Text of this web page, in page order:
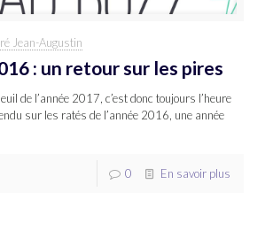
Jean-Augustin
: un retour sur les pires
de l’année 2017, c’est donc toujours l’heure
sur les ratés de l’année 2016, une année
0 En savoir plus